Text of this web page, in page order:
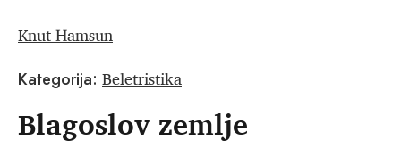
Knut Hamsun
Kategorija: Beletristika
Blagoslov zemlje